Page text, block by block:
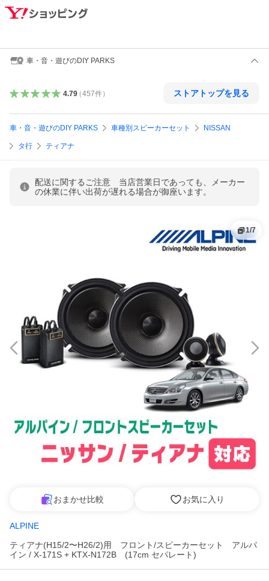
車・音・遊びのDIY PARKS
4.79（457件） ストアトップを見る
車・音・遊びのDIY PARKS 車種別スピーカーセット NISSAN
タ行 ティアナ
配送に関するご注意 当店営業日であっても、メーカー
の休業に伴い出荷が遅れる場合が御座います。
1/7
おまかせ比較 お気に入り
ALPINE
ティアナ(H15/2〜H26/2)用 フロント/スピーカーセット アルパ
イン / X-171S + KTX-N172B (17cm セパレート)